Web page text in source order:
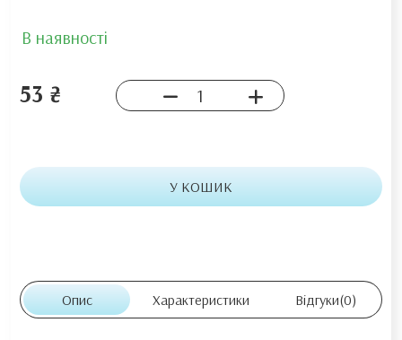
В наявності
53 ₴
У КОШИК
Опис Характеристики Відгуки(0)